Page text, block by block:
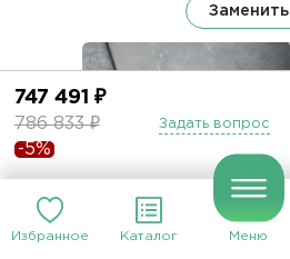
Избранное Каталог Меню
Заменить
747 491 ₽
786 833 ₽
-5%
Задать вопрос